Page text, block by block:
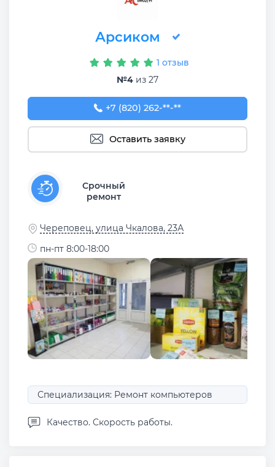
Арсиком
1 отзыв
№4 из 27
+7 (820) 262-72-55
+7 (820) 262-**-**
Оставить заявку
Срочный
ремонт
Череповец, улица Чкалова, 23А
пн-пт 8:00-18:00
Специализация: Ремонт компьютеров
Качество. Скорость работы.